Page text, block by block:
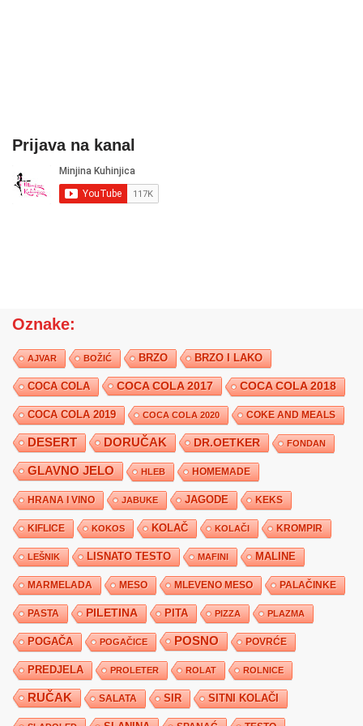
Prijava na kanal
Oznake:
AJVAR BOŽIĆ BRZO BRZO I LAKO
COCA COLA COCA COLA 2017 COCA COLA 2018
COCA COLA 2019 COCA COLA 2020 COKE AND MEALS
DESERT DORUČAK DR.OETKER FONDAN
GLAVNO JELO HLEB HOMEMADE
HRANA I VINO JABUKE JAGODE KEKS
KIFLICE KOKOS KOLAČ KOLAČI KROMPIR
LEŠNIK LISNATO TESTO MAFINI MALINE
MARMELADA MESO MLEVENO MESO PALAČINKE
PASTA PILETINA PITA PIZZA PLAZMA
POGAČA POGAČICE POSNO POVRĆE
PREDJELA PROLETER ROLAT ROLNICE
RUČAK SALATA SIR SITNI KOLAČI